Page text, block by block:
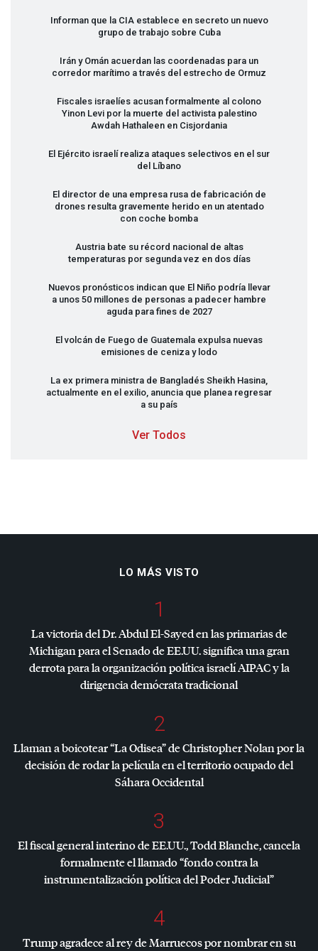
Informan que la CIAestablece en secreto un nuevo
grupo de trabajo sobre Cuba
Irán y Omán acuerdan las coordenadas para un
corredor marítimo a través del estrecho de Ormuz
Fiscales israelíes acusan formalmente al colono
Yinon Levi por la muerte del activista palestino
Awdah Hathaleen en Cisjordania
El Ejército israelí realiza ataques selectivos en el sur
del Líbano
El director de una empresa rusa de fabricación de
drones resulta gravemente herido en un atentado
con coche bomba
Austria bate su récord nacional de altas
temperaturas por segunda vez en dos días
Nuevos pronósticos indican que El Niño podría llevar
a unos 50 millones de personas a padecer hambre
aguda para fines de 2027
El volcán de Fuego de Guatemala expulsa nuevas
emisiones de ceniza y lodo
La ex primera ministra de Bangladés Sheikh Hasina,
actualmente en el exilio, anuncia que planea regresar
a su país
Ver Todos
LO MÁS VISTO
1
La victoria del Dr. Abdul El-Sayed en las primarias de
Michigan para el Senado de EE.UU. significa una gran
derrota para la organización política israelíAIPACy la
dirigencia demócrata tradicional
2
Llaman a boicotear “La Odisea” de Christopher Nolan por la
decisión de rodar la película en el territorio ocupado del
Sáhara Occidental
3
El fiscal general interino de EE.UU., Todd Blanche, cancela
formalmente el llamado “fondo contra la
instrumentalización política del Poder Judicial”
4
Trump agradece al rey de Marruecos por nombrar en su